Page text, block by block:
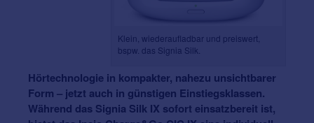
Klein, wiederaufladbar und preiswert,
bspw. das Signia Silk.
Hörtechnologie in kompakter, nahezu unsichtbarer
Form – jetzt auch in günstigen Einstiegsklassen.
Während das Signia Silk IX sofort einsatzbereit ist,